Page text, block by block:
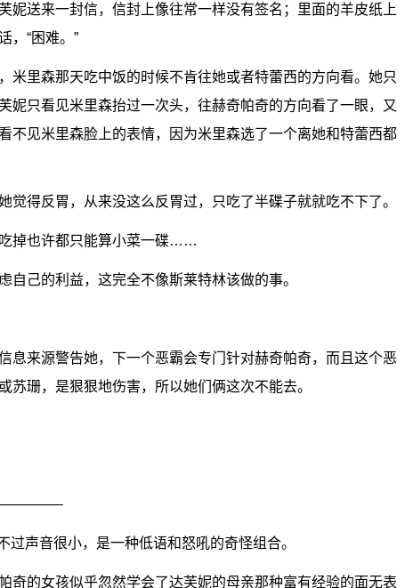
妮送来一封信，信封上像往常一样没有签名；里面的羊皮纸上
，“困难。”
米里森那天吃中饭的时候不肯往她或者特蕾西的方向看。她只
妮只看见米里森抬过一次头，往赫奇帕奇的方向看了一眼，又
不见米里森脸上的表情，因为米里森选了一个离她和特蕾西都
觉得反胃，从来没这么反胃过，只吃了半碟子就就吃不下了。
掉也许都只能算小菜一碟……
自己的利益，这完全不像斯莱特林该做的事。
息来源警告她，下一个恶霸会专门针对赫奇帕奇，而且这个恶
苏珊，是狠狠地伤害，所以她们俩这次不能去。
过声音很小，是一种低语和怒吼的奇怪组合。
奇的女孩似乎忽然学会了达芙妮的母亲那种富有经验的面无表